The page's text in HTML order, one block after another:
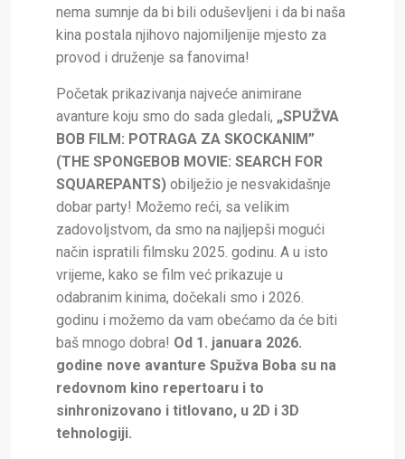
nema sumnje da bi bili oduševljeni i da bi naša
kina postala njihovo najomiljenije mjesto za
provod i druženje sa fanovima!
Početak prikazivanja najveće animirane
avanture koju smo do sada gledali, „SPUŽVA
BOB FILM: POTRAGA ZA SKOCKANIM”
(THE SPONGEBOB MOVIE: SEARCH FOR
SQUAREPANTS) obilježio je nesvakidašnje
dobar party! Možemo reći, sa velikim
zadovoljstvom, da smo na najljepši mogući
način ispratili filmsku 2025. godinu. A u isto
vrijeme, kako se film već prikazuje u
odabranim kinima, dočekali smo i 2026.
godinu i možemo da vam obećamo da će biti
baš mnogo dobra! Od 1. januara 2026.
godine nove avanture Spužva Boba su na
redovnom kino repertoaru i to
sinhronizovano i titlovano, u 2D i 3D
tehnologiji.